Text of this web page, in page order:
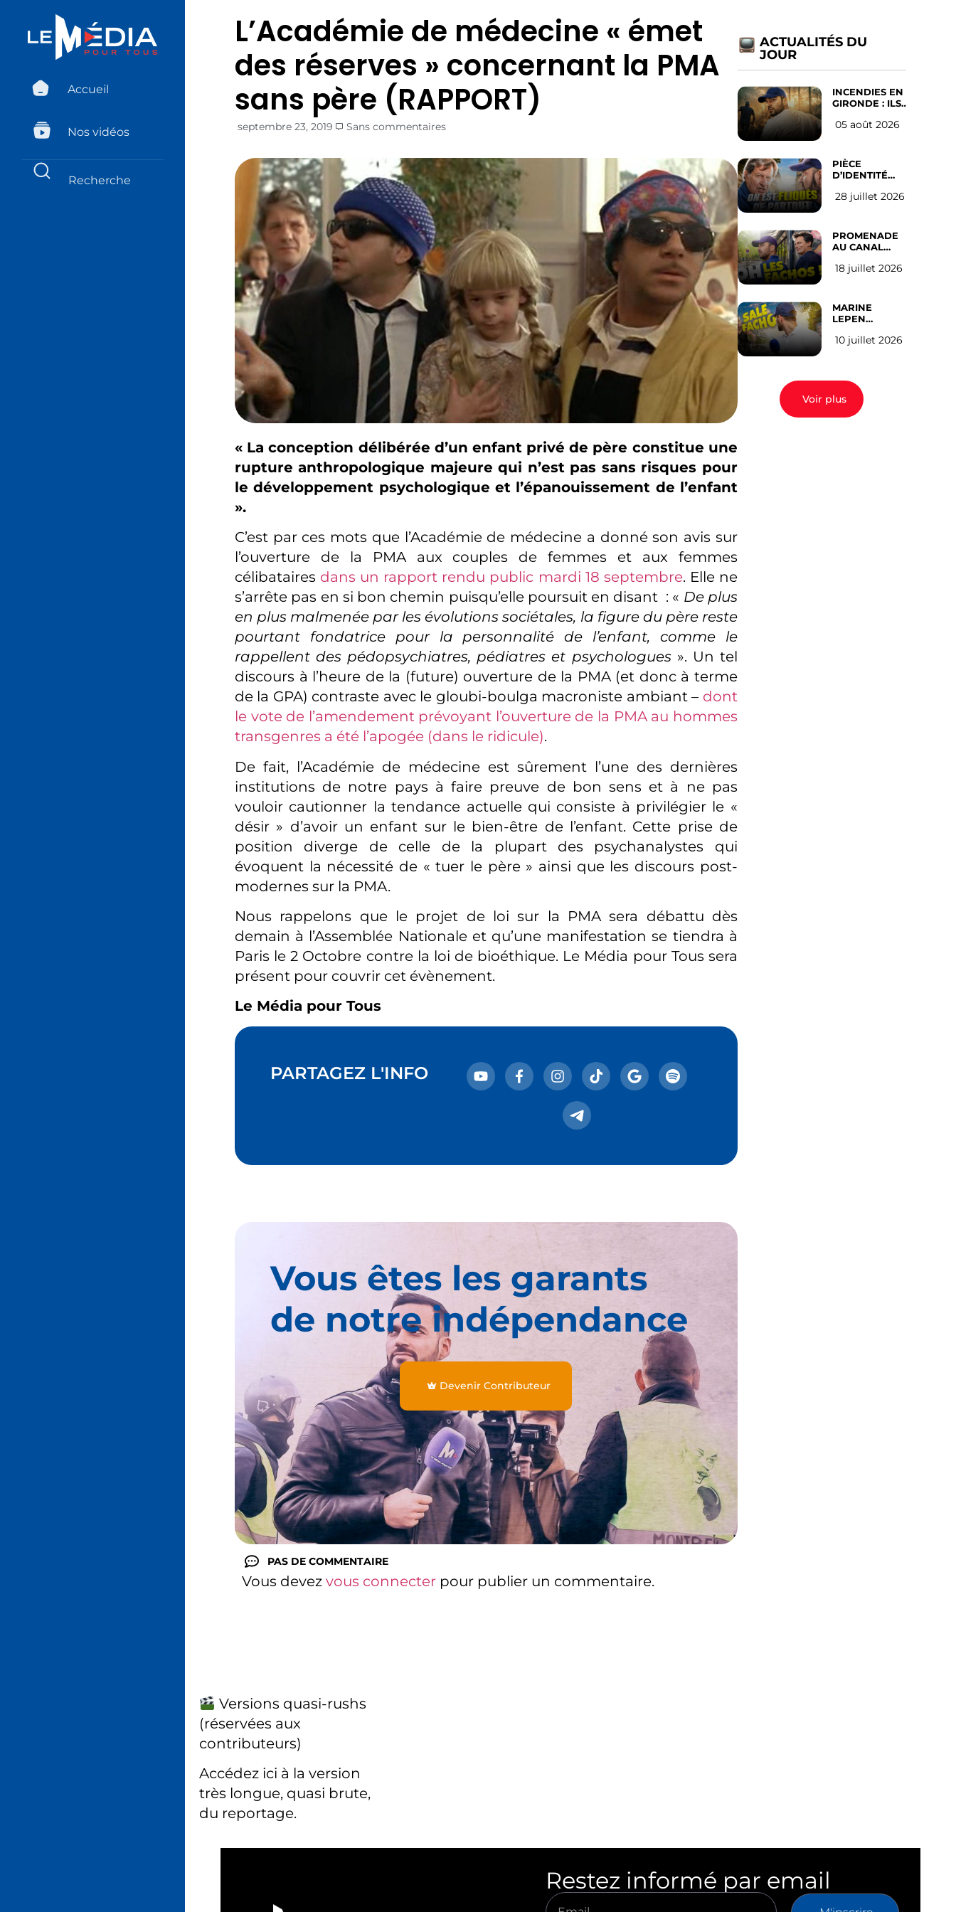
Accueil
Nos vidéos
L’Académie de médecine « émet
des réserves » concernant la PMA
sans père (RAPPORT)
septembre 23, 2019 Sans commentaires
« La conception délibérée d’un enfant privé de père constitue une
rupture anthropologique majeure qui n’est pas sans risques pour
le développement psychologique et l’épanouissement de l’enfant
».
C’est par ces mots que l’Académie de médecine a donné son avis sur
l’ouverture de la PMA aux couples de femmes et aux femmes
célibataires dans un rapport rendu public mardi 18 septembre. Elle ne
s’arrête pas en si bon chemin puisqu’elle poursuit en disant : « De plus
en plus malmenée par les évolutions sociétales, la figure du père reste
pourtant fondatrice pour la personnalité de l’enfant, comme le
rappellent des pédopsychiatres, pédiatres et psychologues». Un tel
discours à l’heure de la (future) ouverture de la PMA (et donc à terme
de la GPA) contraste avec le gloubi-boulga macroniste ambiant – dont
le vote de l’amendement prévoyant l’ouverture de la PMA au hommes
transgenres a été l’apogée (dans le ridicule).
De fait, l’Académie de médecine est sûrement l’une des dernières
institutions de notre pays à faire preuve de bon sens et à ne pas
vouloir cautionner la tendance actuelle qui consiste à privilégier le «
désir » d’avoir un enfant sur le bien-être de l’enfant. Cette prise de
position diverge de celle de la plupart des psychanalystes qui
évoquent la nécessité de « tuer le père » ainsi que les discours post-
modernes sur la PMA.
Nous rappelons que le projet de loi sur la PMA sera débattu dès
demain à l’Assemblée Nationale et qu’une manifestation se tiendra à
Paris le 2 Octobre contre la loi de bioéthique. Le Média pour Tous sera
présent pour couvrir cet évènement.
Le Média pour Tous
PARTAGEZ L'INFO
Vous êtes les garants
de notre indépendance
Devenir Contributeur
PAS DE COMMENTAIRE
Vous devez vous connecter pour publier un commentaire.
ACTUALITÉS DU
JOUR
INCENDIES EN
GIRONDE : ILS
D’ABANDONNER
05 août 2026
PIÈCE
D’IDENTITÉ
SUR LES
l’avis des
Français
28 juillet 2026
PROMENADE
AU CANAL
(les gauchistes
18 juillet 2026
MARINE
LEPEN
EN 2027 : l’avis
10 juillet 2026
Voir plus
Versions quasi-rushs
(réservées aux
contributeurs)
Accédez ici à la version
très longue, quasi brute,
du reportage.
Restez informé par email